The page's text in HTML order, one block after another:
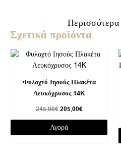
Σχετικά προϊόντα
Φυλαχτό Ιησούς Πλακέτα
Λευκόχρυσος 14K
245,00€
Original
245,00€.
205,00€
Η
είναι:
205,00€.
Αγορά